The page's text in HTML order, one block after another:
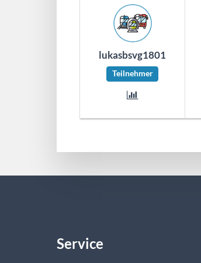
lukasbsvg1801
Teilnehmer
Service